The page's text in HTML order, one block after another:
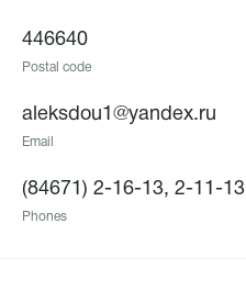
446640
Postal code
aleksdou1@yandex.ru
Email
(84671) 2-16-13, 2-11-13
Phones